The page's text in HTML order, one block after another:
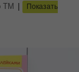
ТМ |
Показать